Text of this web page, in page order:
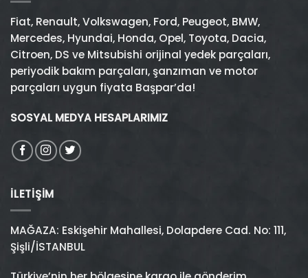
Fiat, Renault,Volkswagen, Ford, Peugeot, BMW,
Mercedes, Hyundai, Honda, Opel, Toyota, Dacia,
Citroen, DS ve Mitsubishi orijinal yedek parçaları,
periyodik bakım parçaları, şanzıman ve motor
parçaları uygun fiyata Başpar’da!
SOSYAL MEDYA HESAPLARIMIZ
İLETIŞIM
MAĞAZA: Eskişehir Mahallesi, Dolapdere Cad. No: 111,
Şişli/İSTANBUL